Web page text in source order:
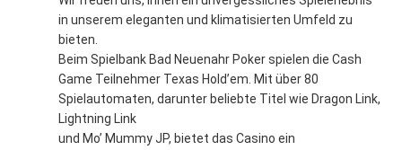
in unserem eleganten und klimatisierten Umfeld zu
bieten.
Beim Spielbank Bad Neuenahr Poker spielen die Cash
Game Teilnehmer Texas Hold’em. Mit über 80
Spielautomaten, darunter beliebte Titel wie Dragon Link,
Lightning Link
und Mo’ Mummy JP, bietet das Casino ein